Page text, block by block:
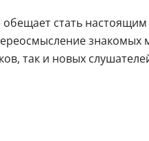
обещает стать
так и новых